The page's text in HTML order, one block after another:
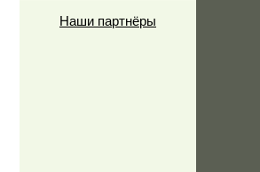
Наши партнёры